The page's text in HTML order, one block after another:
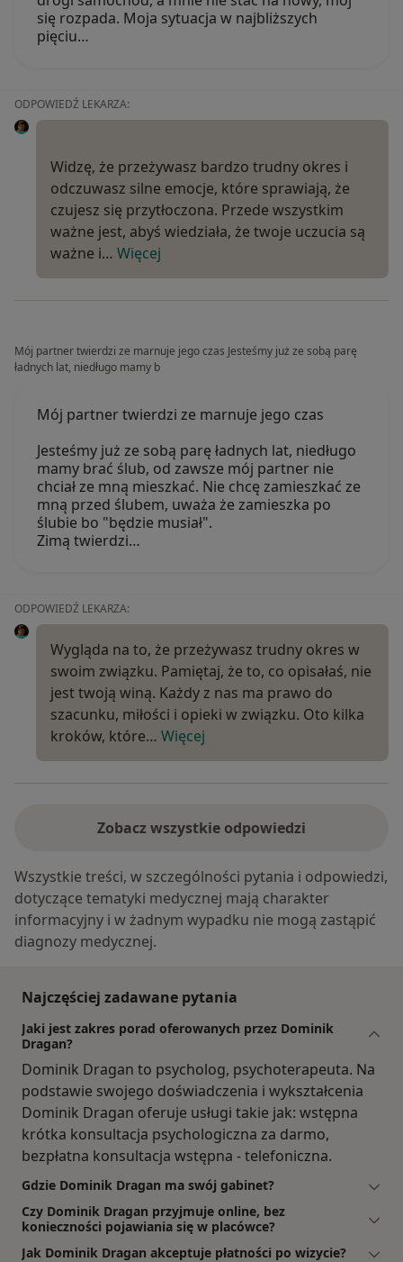
się rozpada. Moja sytuacja w najbliższych
pięciu…
ODPOWIEDŹ LEKARZA:
Widzę, że przeżywasz bardzo trudny okres i
odczuwasz silne emocje, które sprawiają, że
czujesz się przytłoczona. Przede wszystkim
ważne jest, abyś wiedziała, że twoje uczucia są
ważne i… Więcej
Mój partner twierdzi ze marnuje jego czas Jesteśmy już ze sobą parę
ładnych lat, niedługo mamy b
Mój partner twierdzi ze marnuje jego czas
Jesteśmy już ze sobą parę ładnych lat, niedługo
mamy brać ślub, od zawsze mój partner nie
chciał ze mną mieszkać. Nie chcę zamieszkać ze
mną przed ślubem, uważa że zamieszka po
ślubie bo "będzie musiał".
Zimą twierdzi…
ODPOWIEDŹ LEKARZA:
Wygląda na to, że przeżywasz trudny okres w
swoim związku. Pamiętaj, że to, co opisałaś, nie
jest twoją winą. Każdy z nas ma prawo do
szacunku, miłości i opieki w związku. Oto kilka
kroków, które… Więcej
Zobacz wszystkie odpowiedzi
Wszystkie treści, w szczególności pytania i odpowiedzi,
dotyczące tematyki medycznej mają charakter
informacyjny i w żadnym wypadku nie mogą zastąpić
diagnozy medycznej.
Najczęściej zadawane pytania
Jaki jest zakres porad oferowanych przez Dominik
Dragan?
Dominik Dragan to psycholog, psychoterapeuta. Na
podstawie swojego doświadczenia i wykształcenia
Dominik Dragan oferuje usługi takie jak: wstępna
krótka konsultacja psychologiczna za darmo,
bezpłatna konsultacja wstępna - telefoniczna.
Gdzie Dominik Dragan ma swój gabinet?
Czy Dominik Dragan przyjmuje online, bez
konieczności pojawiania się w placówce?
Jak Dominik Dragan akceptuje płatności po wizycie?